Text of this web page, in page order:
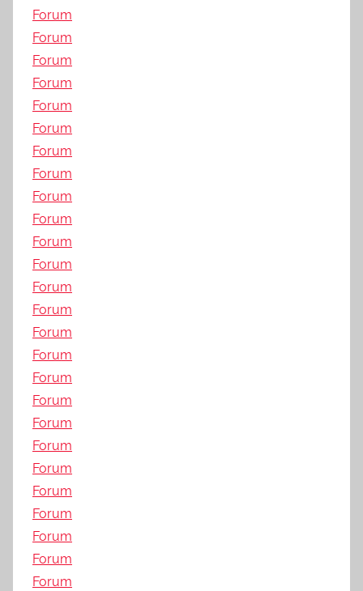
Forum
Forum
Forum
Forum
Forum
Forum
Forum
Forum
Forum
Forum
Forum
Forum
Forum
Forum
Forum
Forum
Forum
Forum
Forum
Forum
Forum
Forum
Forum
Forum
Forum
Forum